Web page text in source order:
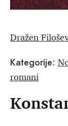
Dražen
Kategorije:
romani